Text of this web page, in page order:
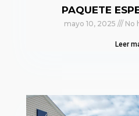
PAQUETE
mayo 10, 2025 No
Leer